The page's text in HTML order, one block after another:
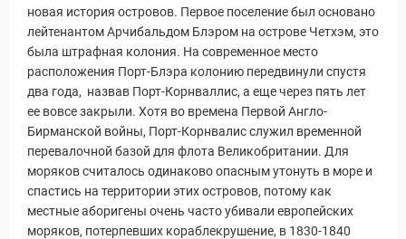
новая история островов. Первое поселение был основано
лейтенантом Арчибальдом Блэром на острове Четхэм, это
была штрафная колония. На современное место
расположения Порт-Блэра колонию передвинули спустя
два года, назвав Порт-Корнваллис, а еще через пять лет
ее вовсе закрыли. Хотя во времена Первой Англо-
Бирманской войны, Порт-Корнвалис служил временной
перевалочной базой для флота Великобритании. Для
моряков считалось одинаково опасным утонуть в море и
спастись на территории этих островов, потому как
местные аборигены очень часто убивали европейских
моряков, потерпевших кораблекрушение, в 1830-1840